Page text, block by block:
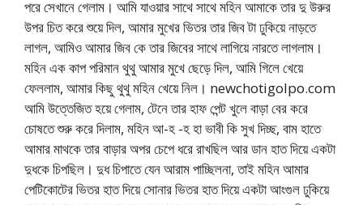
পরে সেখানে গেলাম। আমি যাওয়ার সাথে সাথে মহিন আমাকে তার দু উরুর
উপর চিত করে শুয়ে দিল, আমার মুখের ভিতর তার জিব টা ঢুকিয়ে নাড়তে
লাগল, আমিও আমার জিব কে তার জিবের সাথে লাগিয়ে নারতে লাগলাম।
মহিন এক কাপ পরিমান থুথু আমার মুখে ছেড়ে দিল, আমি গিলে খেয়ে
ফেললাম, আমার কিছু থুথু মহিন খেয়ে নিল। newchotigolpo.com
আমি উত্তেজিত হয়ে গেলাম, টেনে তার হাফ পেন্ট খুলে বাড়া বের করে
চোষতে শুরু করে দিলাম, মহিন আ-হ -হ হা ভাবী কি সুখ দিচ্ছ, বাম হাতে
আমার মাথকে তার বাড়ার অপর চেপে ধরে রাখছিল আর ডান হাত দিয়ে একটা
দুধকে চিপছিল। দুধ চিপাতে যেন আরাম পাচ্ছিলনা, তাই মহিন আমার
পেটিকোটের ভিতর হাত দিয়ে সোনার ভিতর হাত দিয়ে একটা আংগুল ঢুকিয়ে